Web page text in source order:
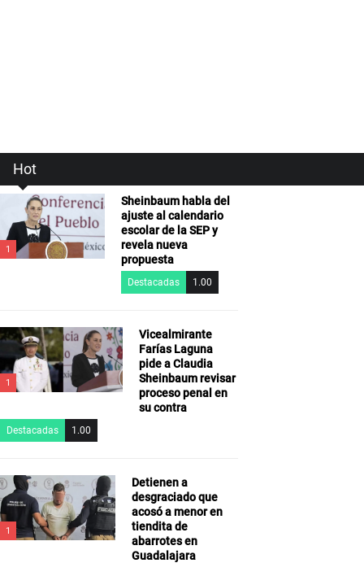
Hot
1
Sheinbaum habla del
ajuste al calendario
escolar de la SEP y
revela nueva
propuesta
Destacadas 1.00
1
Vicealmirante
Farías Laguna
pide a Claudia
Sheinbaum revisar
proceso penal en
su contra
Destacadas 1.00
1
Detienen a
desgraciado que
acosó a menor en
tiendita de
abarrotes en
Guadalajara